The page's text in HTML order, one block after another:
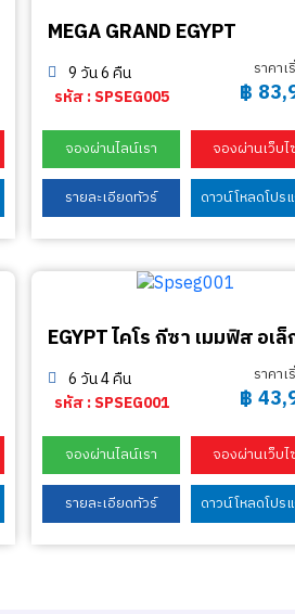
MEGA GRAND EGYPT
9 วัน 6 คืน
รหัส : SPSEG005
ราคา
฿
จองผ่านไลน์เรา จองผ่านเว็บ
รายละเอียดทัวร์ ดาวน์โหลดโปร
6 วัน 4 คืน
รหัส : SPSEG001
ราคา
฿
จองผ่านไลน์เรา จองผ่านเว็บ
รายละเอียดทัวร์ ดาวน์โหลดโปร